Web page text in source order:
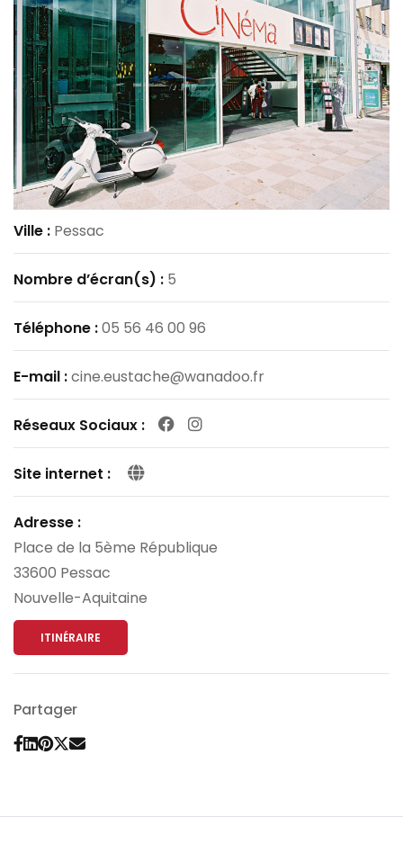
Ville : Pessac
Nombre d’écran(s) : 5
Téléphone :05 56 46 00 96
E-mail :cine.eustache@wanadoo.fr
Réseaux Sociaux : Facebook
Instagram
Site internet :
Adresse :
Place de la 5ème République
33600 Pessac
Nouvelle-Aquitaine
ITINÉRAIRE
Partager